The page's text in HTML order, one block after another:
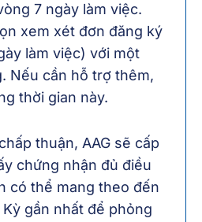
7 ngày làm việc.
xem xét đơn đăng ký
làm việc) với một
Nếu cần hỗ trợ thêm,
thời gian này.
thuận, AAG sẽ cấp
chứng nhận đủ điều
có thể mang theo đến
gần nhất để phỏng